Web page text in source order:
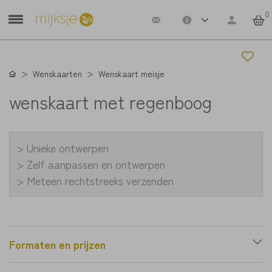
0
Wenskaarten Wenskaart meisje
wenskaart met regenboog
> Unieke ontwerpen
> Zelf aanpassen en ontwerpen
> Meteen rechtstreeks verzenden
Formaten en prijzen